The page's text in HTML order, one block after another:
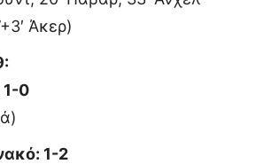
Άκερ)
1-0
1-2